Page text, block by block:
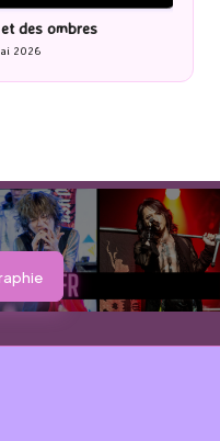
des ombres
2026